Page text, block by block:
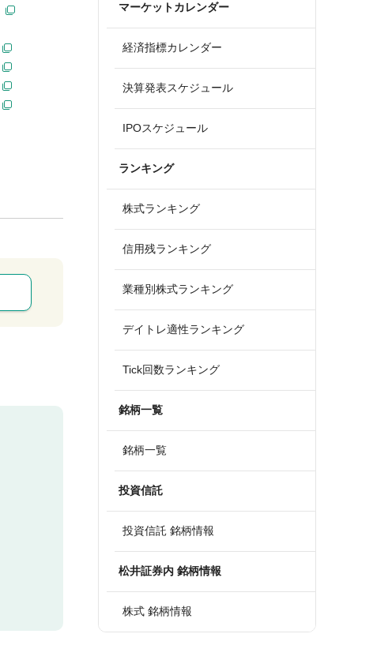
マーケットカレンダー
経済指標カレンダー
決算発表スケジュール
IPOスケジュール
ランキング
株式ランキング
信用残ランキング
業種別株式ランキング
デイトレ適性ランキング
Tick回数ランキング
銘柄一覧
銘柄一覧
投資信託
投資信託 銘柄情報
松井証券内 銘柄情報
株式 銘柄情報